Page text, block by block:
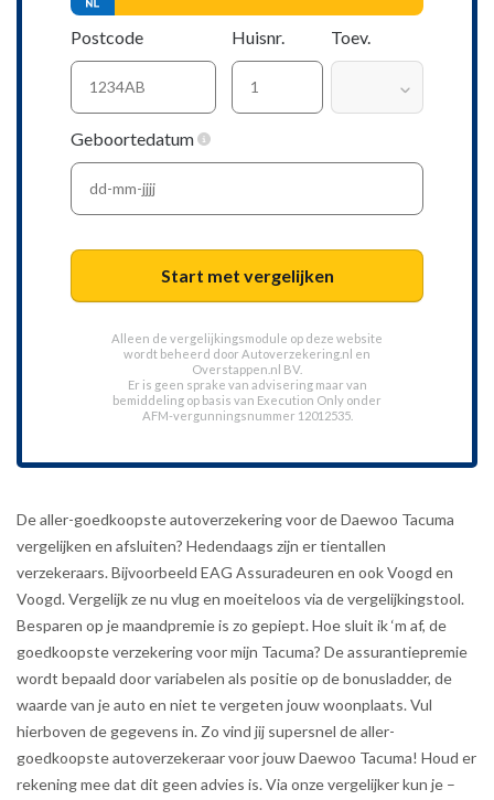
Postcode Huisnr. Toev.
Geboortedatum
Start met vergelijken
Alleen de vergelijkingsmodule op deze website
wordt beheerd door Autoverzekering.nl en
Overstappen.nl BV.
Er is geen sprake van advisering maar van
bemiddeling op basis van Execution Only onder
AFM-vergunningsnummer 12012535.
De aller-goedkoopste autoverzekering voor de Daewoo Tacuma
vergelijken en afsluiten? Hedendaags zijn er tientallen
verzekeraars. Bijvoorbeeld EAG Assuradeuren en ook Voogd en
Voogd. Vergelijk ze nu vlug en moeiteloos via de vergelijkingstool.
Besparen op je maandpremie is zo gepiept. Hoe sluit ik ‘m af, de
goedkoopste verzekering voor mijn Tacuma? De assurantiepremie
wordt bepaald door variabelen als positie op de bonusladder, de
waarde van je auto en niet te vergeten jouw woonplaats. Vul
hierboven de gegevens in. Zo vind jij supersnel de aller-
goedkoopste autoverzekeraar voor jouw Daewoo Tacuma! Houd er
rekening mee dat dit geen advies is. Via onze vergelijker kun je –